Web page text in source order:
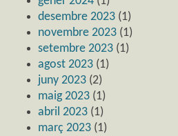
desembre 2023 (1)
novembre 2023 (1)
setembre 2023 (1)
agost 2023 (1)
juny 2023 (2)
maig 2023 (1)
abril 2023 (1)
març 2023 (1)